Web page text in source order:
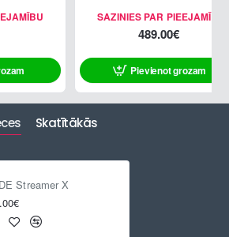
SAZINIES PAR PIEEJAMĪBU
489.00€
Pievienot grozam
Skatītākās
Streamer X